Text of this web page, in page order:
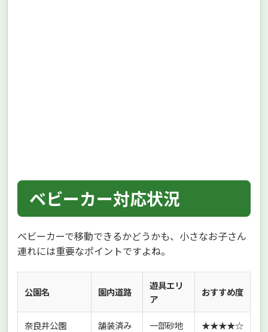
ベビーカー対応状況
ベビーカーで移動できるかどうかも、小さなお子さん
連れには重要なポイントですよね。
公園名 園内道路
遊具エリ
ア
おすすめ度
奈良井公園 舗装済み 一部砂地 ★★★★☆